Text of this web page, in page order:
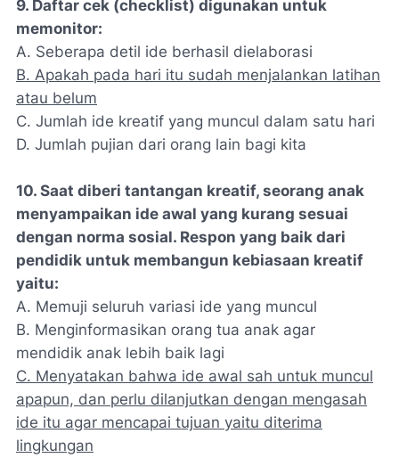
9. Daftar cek (checklist) digunakan untuk
memonitor:
A. Seberapa detil ide berhasil dielaborasi
B. Apakah pada hari itu sudah menjalankan latihan
atau belum
C. Jumlah ide kreatif yang muncul dalam satu hari
D. Jumlah pujian dari orang lain bagi kita
10. Saat diberi tantangan kreatif, seorang anak
menyampaikan ide awal yang kurang sesuai
dengan norma sosial. Respon yang baik dari
pendidik untuk membangun kebiasaan kreatif
yaitu:
A. Memuji seluruh variasi ide yang muncul
B. Menginformasikan orang tua anak agar
mendidik anak lebih baik lagi
C. Menyatakan bahwa ide awal sah untuk muncul
apapun, dan perlu dilanjutkan dengan mengasah
ide itu agar mencapai tujuan yaitu diterima
lingkungan